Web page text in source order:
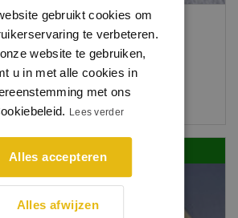
370 mm breed 300m
per stuk
AANBIEDING (-15%)
gebruikt cookies om
te verbeteren.
website te gebruiken,
u in met alle cookies in
met ons
Lees verder
Alles accepteren
Alles afwijzen